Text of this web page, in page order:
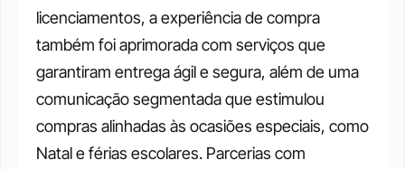
licenciamentos, a experiência de compra
também foi aprimorada com serviços que
garantiram entrega ágil e segura, além de uma
comunicação segmentada que estimulou
compras alinhadas às ocasiões especiais, como
Natal e férias escolares. Parcerias com